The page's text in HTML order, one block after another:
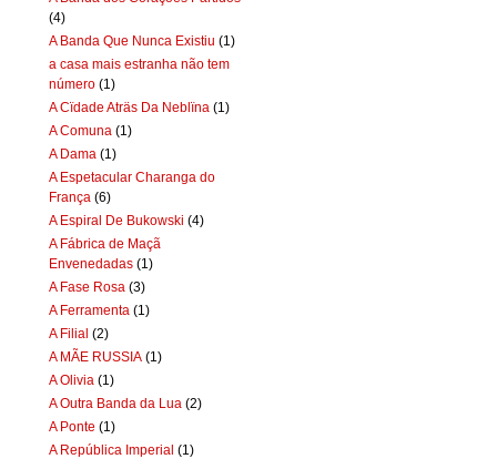
(4)
A Banda Que Nunca Existiu (1)
a casa mais estranha não tem
número (1)
A Cïdade Aträs Da Neblïna (1)
A Comuna (1)
A Dama (1)
A Espetacular Charanga do
França (6)
A Espiral De Bukowski (4)
A Fábrica de Maçã
Envenedadas (1)
A Fase Rosa (3)
A Ferramenta (1)
A Filial (2)
A MÃE RUSSIA (1)
A Olivia (1)
A Outra Banda da Lua (2)
A Ponte (1)
A República Imperial (1)